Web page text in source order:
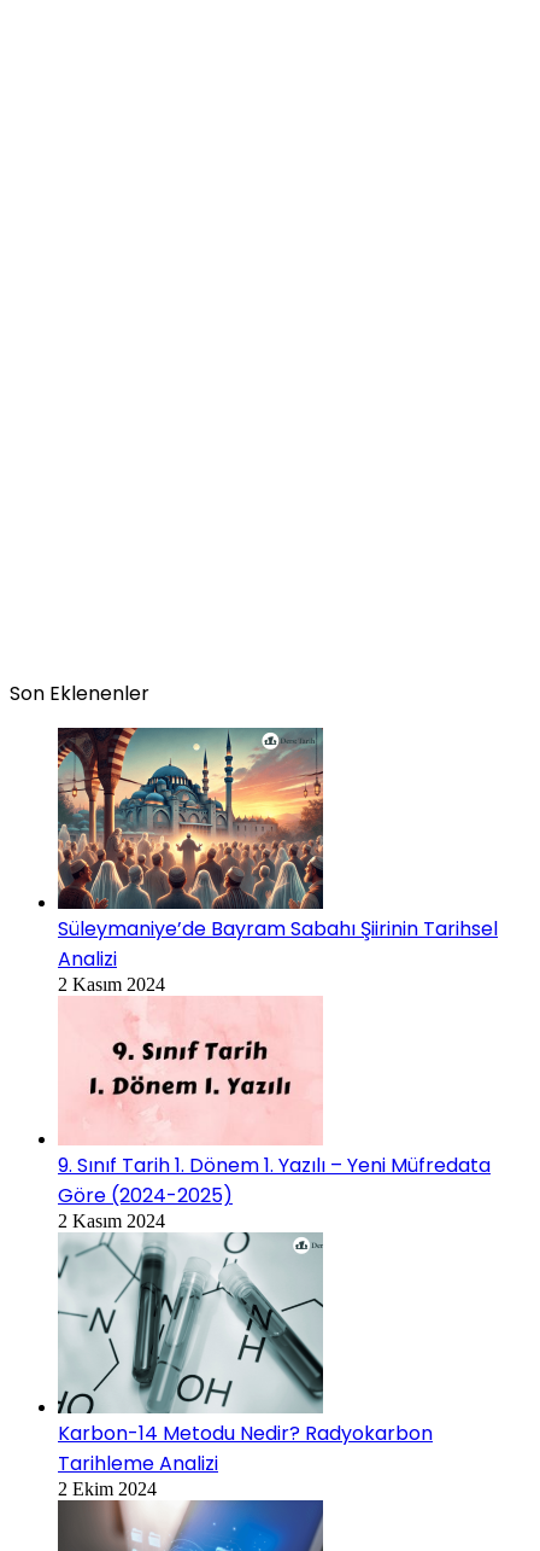
Son Eklenenler
Süleymaniye’de Bayram Sabahı Şiirinin Tarihsel
Analizi
2 Kasım 2024
9. Sınıf Tarih 1. Dönem 1. Yazılı – Yeni Müfredata
Göre (2024-2025)
2 Kasım 2024
Karbon-14 Metodu Nedir? Radyokarbon
Tarihleme Analizi
2 Ekim 2024